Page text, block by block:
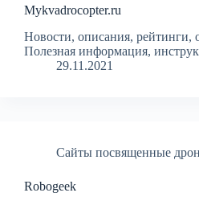
Mykvadrocopter.ru
Новости, описания, рейтинги,
Полезная информация,
29.11.2021
Сайты посвященные
Robogeek